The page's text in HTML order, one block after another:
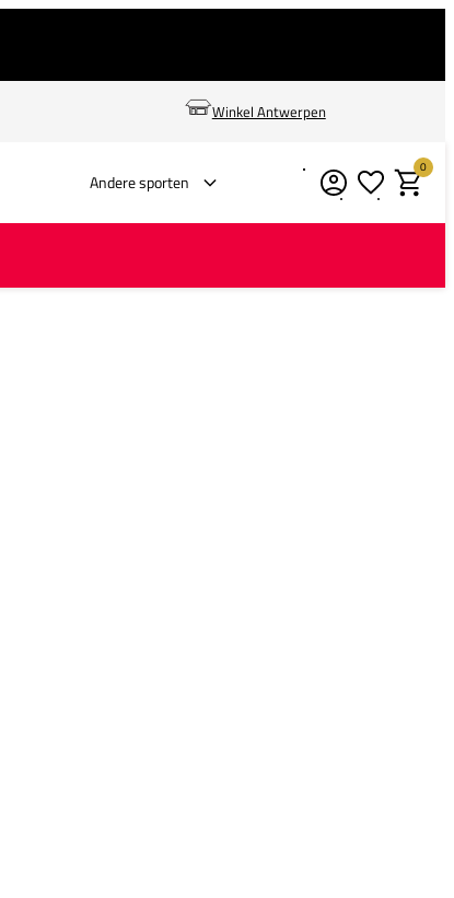
Winkel Antwerpen
Andere sporten Verlanglijstje
0